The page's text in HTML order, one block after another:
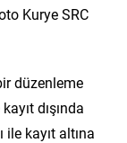
Kurye SRC
düzenleme
dışında
kayıt altına